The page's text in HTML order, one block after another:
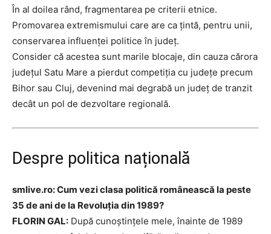
În al doilea rând, fragmentarea pe criterii etnice.
Promovarea extremismului care are ca țintă, pentru unii,
conservarea influenței politice în județ.
Consider că acestea sunt marile blocaje, din cauza cărora
județul Satu Mare a pierdut competiția cu județe precum
Bihor sau Cluj, devenind mai degrabă un județ de tranzit
decât un pol de dezvoltare regională.
Despre politica națională
smlive.ro: Cum vezi clasa politică românească la peste
35 de ani de la Revoluția din 1989?
FLORIN GAL: După cunoștințele mele, înainte de 1989